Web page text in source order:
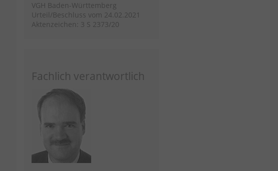
VGH Baden-Württemberg
Urteil/Beschluss vom 24.02.2021
Aktenzeichen: 3 S 2373/20
Fachlich verantwortlich